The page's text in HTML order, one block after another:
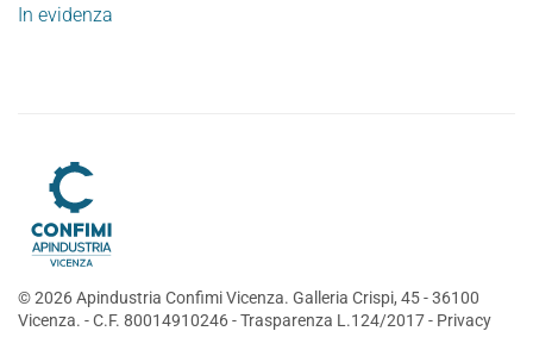
In evidenza
©2026Apindustria Confimi Vicenza. Galleria Crispi, 45 - 36100
Vicenza. - C.F. 80014910246 -Trasparenza L.124/2017- Privacy